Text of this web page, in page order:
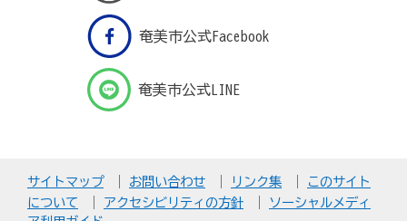
奄美市公式Facebook
奄美市公式LINE
サイトマップ お問い合わせ リンク集
このサイト
について
アクセシビリティの方針
ソーシャルメディ